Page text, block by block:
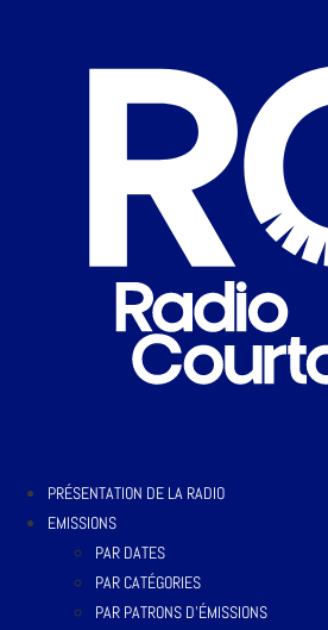
PRÉSENTATION DE LA RADIO
EMISSIONS
PAR DATES
PAR CATÉGORIES
PAR PATRONS D’ÉMISSIONS